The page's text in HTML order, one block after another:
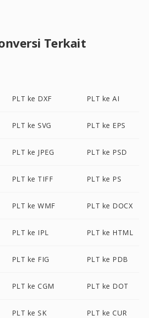
Terkait
PLT ke DXF PLT ke AI
PLT ke SVG PLT ke EPS
PLT ke JPEG PLT ke PSD
PLT ke TIFF PLT ke PS
PLT ke WMF PLT ke DOCX
PLT ke IPL PLT ke HTML
PLT ke FIG PLT ke PDB
PLT ke CGM PLT ke DOT
PLT ke SK PLT ke CUR